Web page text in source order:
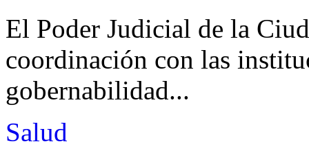
El Poder Judicial de la
coordinación con las
gobernabilidad...
Salud